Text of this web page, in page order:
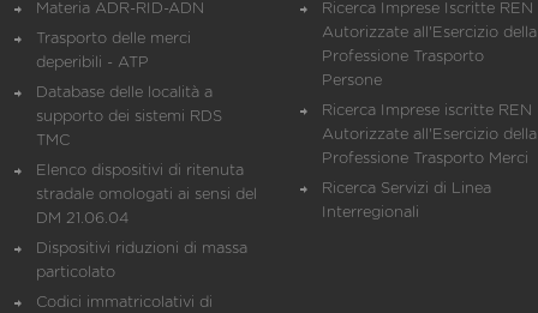
Materia ADR-RID-ADN
Trasporto delle merci
deperibili - ATP
Database delle località a
supporto dei sistemi RDS
TMC
Elenco dispositivi di ritenuta
stradale omologati ai sensi del
DM 21.06.04
Dispositivi riduzioni di massa
particolato
Codici immatricolativi di
Ricerca Imprese Iscritte REN
Autorizzate all'Esercizio della
Professione Trasporto
Persone
Ricerca Imprese iscritte REN
Autorizzate all'Esercizio della
Professione Trasporto Merci
Ricerca Servizi di Linea
Interregionali